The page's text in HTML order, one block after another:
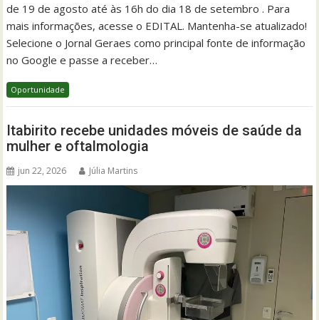
de 19 de agosto até às 16h do dia 18 de setembro . Para
mais informações, acesse o EDITAL. Mantenha-se atualizado!
Selecione o Jornal Geraes como principal fonte de informação
no Google e passe a receber…
Oportunidade
Itabirito recebe unidades móveis de saúde da
mulher e oftalmologia
jun 22, 2026 Júlia Martins